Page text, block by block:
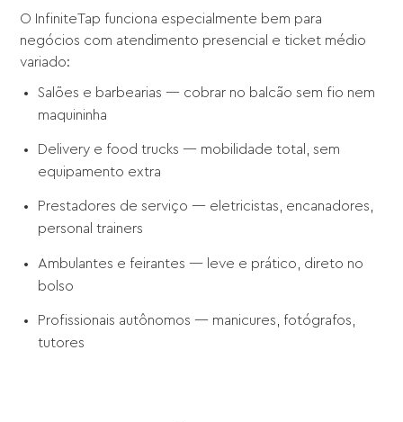
O InfiniteTap funciona especialmente bem para
negócios com atendimento presencial e ticket médio
variado:
Salões e barbearias — cobrar no balcão sem fio nem
maquininha
Delivery e food trucks — mobilidade total, sem
equipamento extra
Prestadores de serviço — eletricistas, encanadores,
personal trainers
Ambulantes e feirantes — leve e prático, direto no
bolso
Profissionais autônomos — manicures, fotógrafos,
tutores